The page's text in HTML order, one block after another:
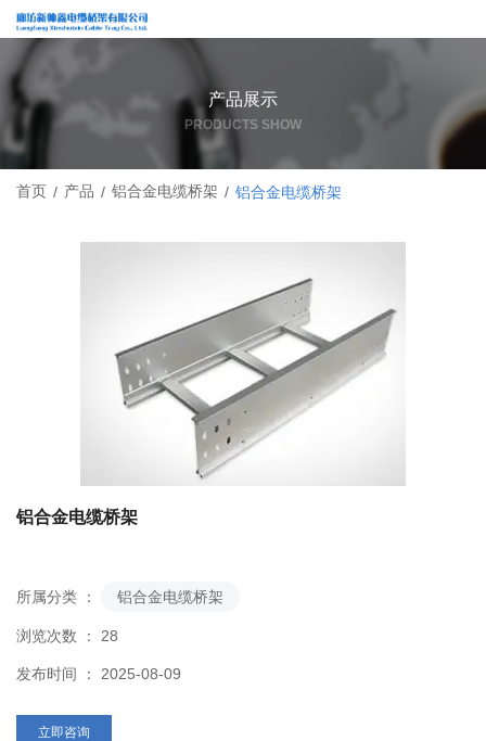
产品展示
PRODUCTS SHOW
首页 / 产品 / 铝合金电缆桥架 / 铝合金电缆桥架
铝合金电缆桥架
所属分类 ： 铝合金电缆桥架
浏览次数 ： 28
发布时间 ： 2025-08-09
立即咨询